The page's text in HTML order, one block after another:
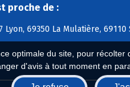
optimale du site, pour
d'avis à tout moment en
proche de :
Lyon, 69350 La Mulatière,